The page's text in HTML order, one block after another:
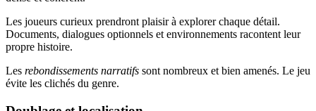
Les joueurs curieux prendront plaisir à explorer chaque détail.
Documents, dialogues optionnels et environnements racontent leur
propre histoire.
Les rebondissements narratifs sont nombreux et bien amenés. Le jeu
évite les clichés du genre.